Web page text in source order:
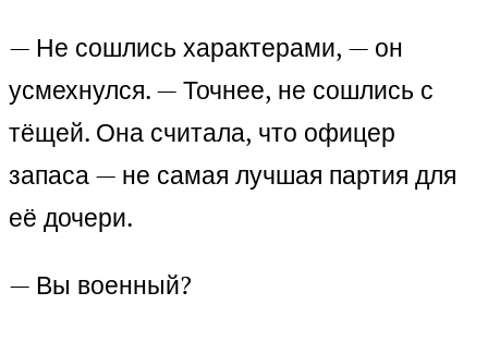
— Не сошлись характерами, — он
усмехнулся. — Точнее, не сошлись с
тёщей. Она считала, что офицер
запаса — не самая лучшая партия для
её дочери.
— Вы военный?